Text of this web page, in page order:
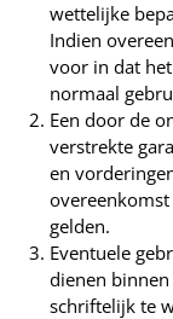
wettelijke
Indien
voor in dat
normaal
Een door de
verstrekte
en
gelden.
Eventuele
dienen
schriftelijk te